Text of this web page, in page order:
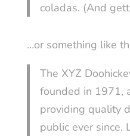
coladas. (And
…or something like
The XYZ
founded in 1971,
providing quality
public ever since.